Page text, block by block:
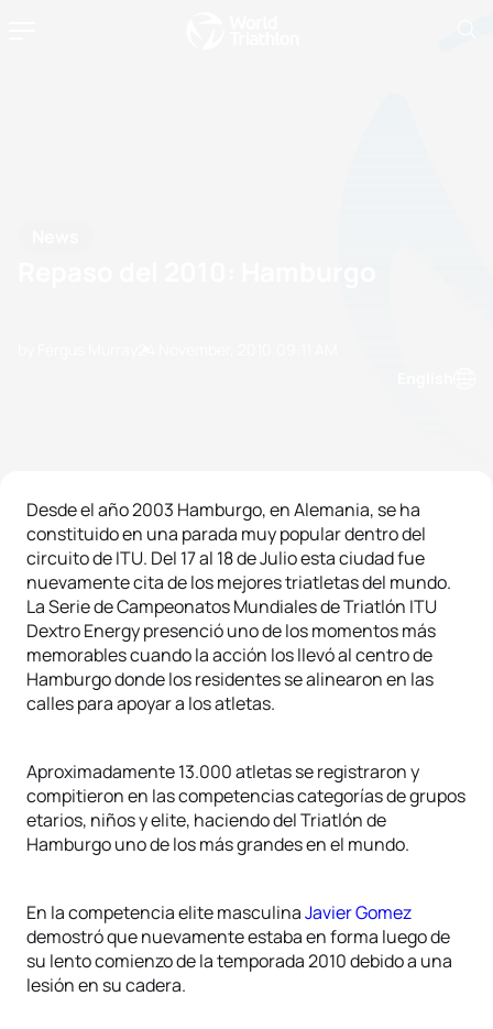
Desde el año 2003 Hamburgo, en Alemania, se ha
constituido en una parada muy popular dentro del
circuito de ITU. Del 17 al 18 de Julio esta ciudad fue
nuevamente cita de los mejores triatletas del mundo.
La Serie de Campeonatos Mundiales de Triatlón ITU
Dextro Energy presenció uno de los momentos más
memorables cuando la acción los llevó al centro de
Hamburgo donde los residentes se alinearon en las
calles para apoyar a los atletas.
Aproximadamente 13.000 atletas se registraron y
compitieron en las competencias categorías de grupos
etarios, niños y elite, haciendo del Triatlón de
Hamburgo uno de los más grandes en el mundo.
En la competencia elite masculinaJavier Gomez
demostró que nuevamente estaba en forma luego de
su lento comienzo de la temporada 2010 debido a una
lesión en su cadera.